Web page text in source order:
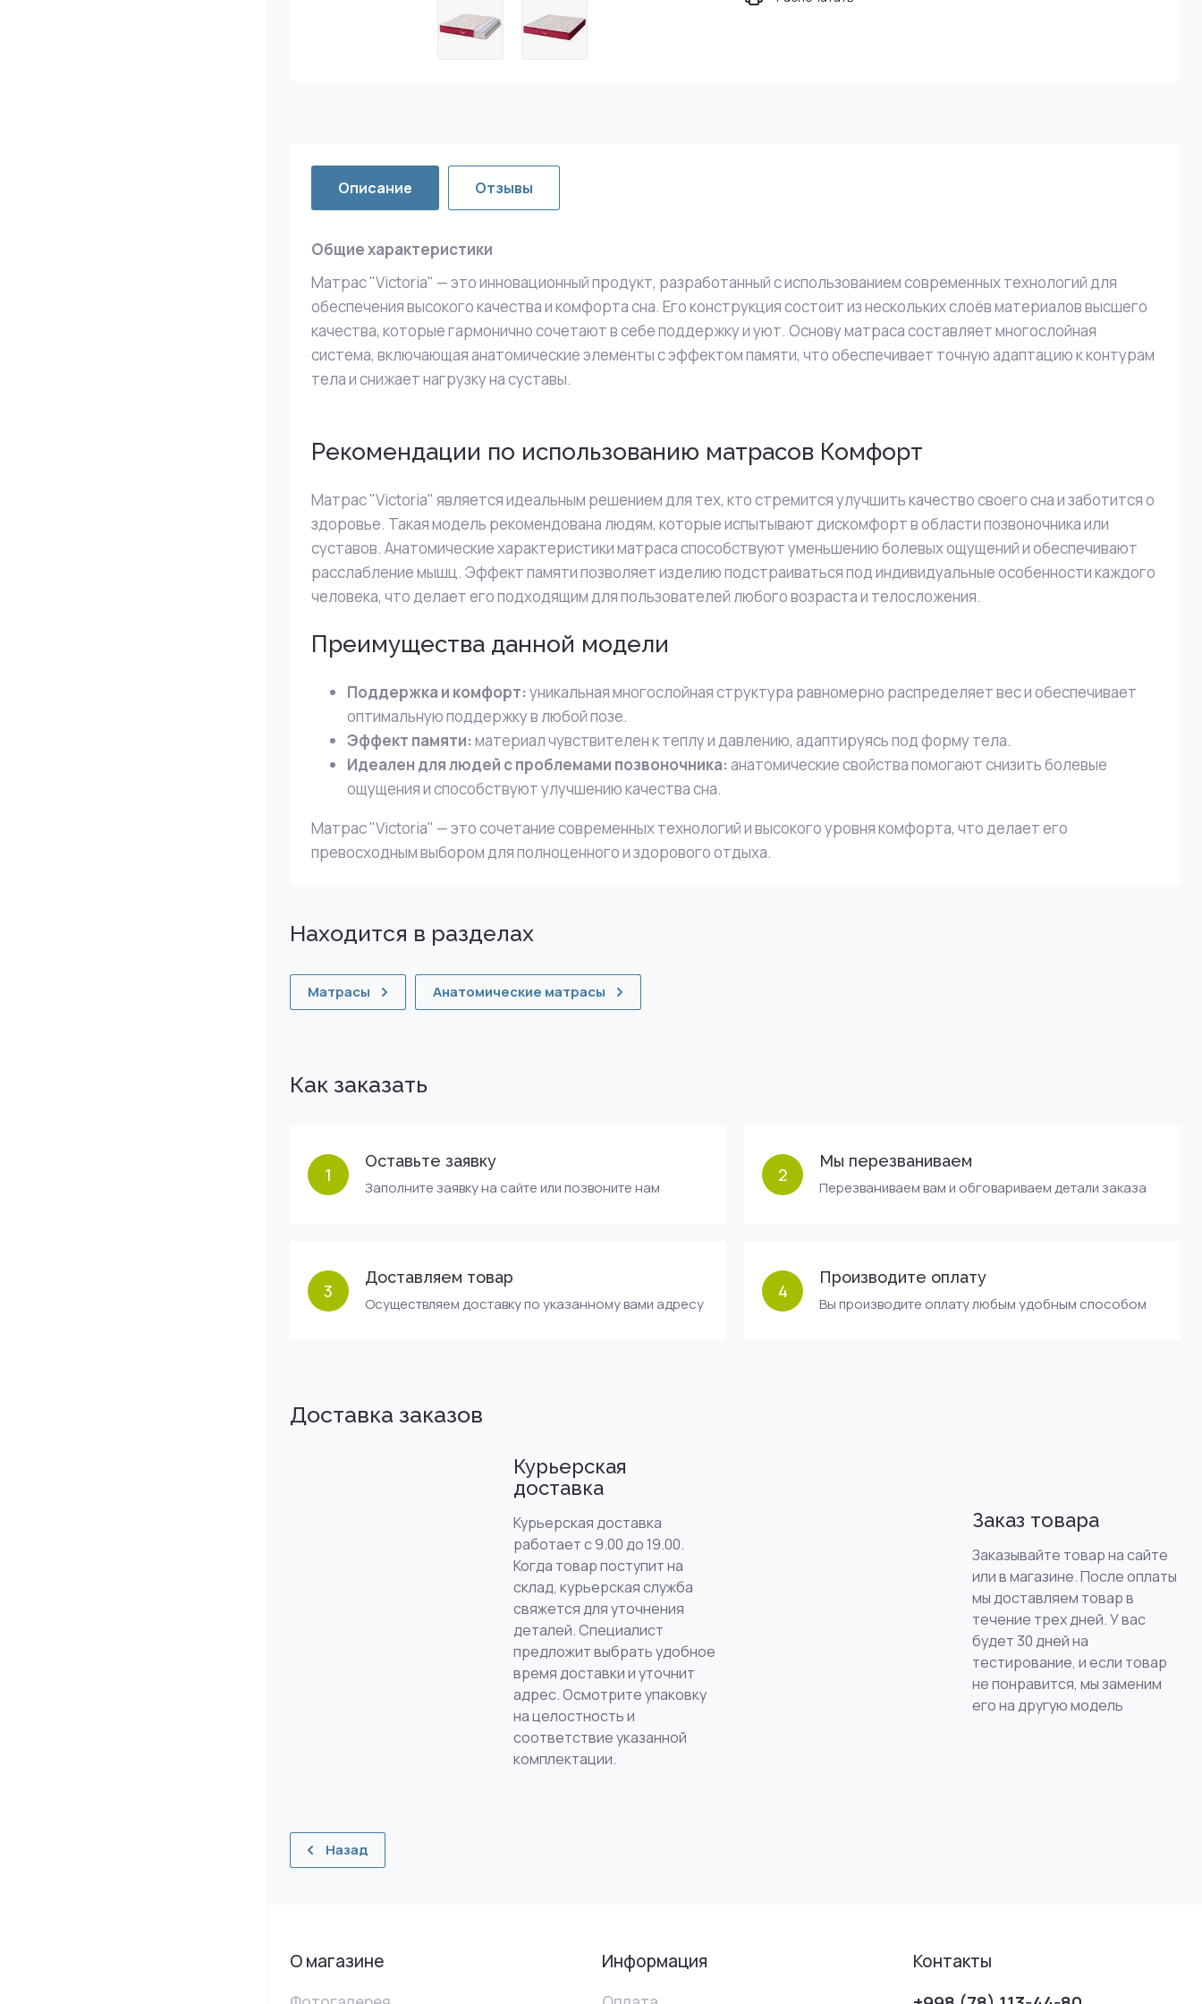
Описание Отзывы
Общие характеристики
Матрас "Victoria" — это инновационный продукт, разработанный с использованием современных технологий для
обеспечения высокого качества и комфорта сна. Его конструкция состоит из нескольких слоёв материалов высшего
качества, которые гармонично сочетают в себе поддержку и уют. Основу матраса составляет многослойная
система, включающая анатомические элементы с эффектом памяти, что обеспечивает точную адаптацию к контурам
тела и снижает нагрузку на суставы.
Рекомендации по использованию матрасов Комфорт
Матрас "Victoria" является идеальным решением для тех, кто стремится улучшить качество своего сна и заботится о
здоровье. Такая модель рекомендована людям, которые испытывают дискомфорт в области позвоночника или
суставов. Анатомические характеристики матраса способствуют уменьшению болевых ощущений и обеспечивают
расслабление мышц. Эффект памяти позволяет изделию подстраиваться под индивидуальные особенности каждого
человека, что делает его подходящим для пользователей любого возраста и телосложения.
Преимущества данной модели
Поддержка и комфорт: уникальная многослойная структура равномерно распределяет вес и обеспечивает
оптимальную поддержку в любой позе.
Эффект памяти: материал чувствителен к теплу и давлению, адаптируясь под форму тела.
Идеален для людей с проблемами позвоночника: анатомические свойства помогают снизить болевые
ощущения и способствуют улучшению качества сна.
Матрас "Victoria" — это сочетание современных технологий и высокого уровня комфорта, что делает его
превосходным выбором для полноценного и здорового отдыха.
Находится в разделах
Матрасы Анатомические матрасы
Как заказать
1
Оставьте заявку
Заполните заявку на сайте или позвоните нам
2
Мы перезваниваем
Перезваниваем вам и обговариваем детали заказа
3
Доставляем товар
Осуществляем доставку по указанному вами адресу
4
Производите оплату
Вы производите оплату любым удобным способом
Доставка заказов
Курьерская
доставка
Курьерская доставка
работает с 9.00 до 19.00.
Когда товар поступит на
склад, курьерская служба
свяжется для уточнения
деталей. Специалист
предложит выбрать удобное
время доставки и уточнит
адрес. Осмотрите упаковку
на целостность и
соответствие указанной
комплектации.
Заказ товара
Заказывайте товар на сайте
или в магазине. После оплаты
мы доставляем товар в
течение трех дней. У вас
будет 30 дней на
тестирование, и если товар
не понравится, мы заменим
его на другую модель
Назад
О магазине Информация Контакты